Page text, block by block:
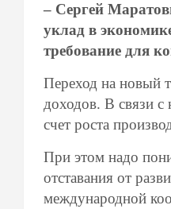
– Сергей
уклад в
требование для
Переход на новый
доходов. В связи с
счет роста
При этом надо
отставания от
международной